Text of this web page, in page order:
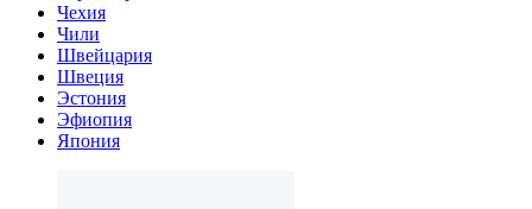
Чехия
Чили
Швейцария
Швеция
Эстония
Эфиопия
Япония